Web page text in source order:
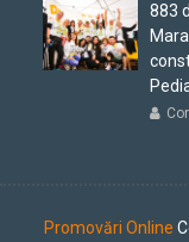
883
Promovări Online